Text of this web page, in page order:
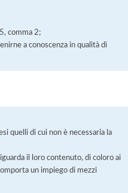
comma 2;
a conoscenza in qualità di
quelli di cui non è necessaria la
il loro contenuto, di coloro ai
un impiego di mezzi